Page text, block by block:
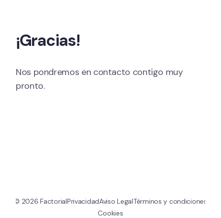
¡Gracias!
Nos pondremos en contacto contigo muy
pronto.
© 2026 FactorialPrivacidadAviso LegalTérminos y condiciones
Cookies